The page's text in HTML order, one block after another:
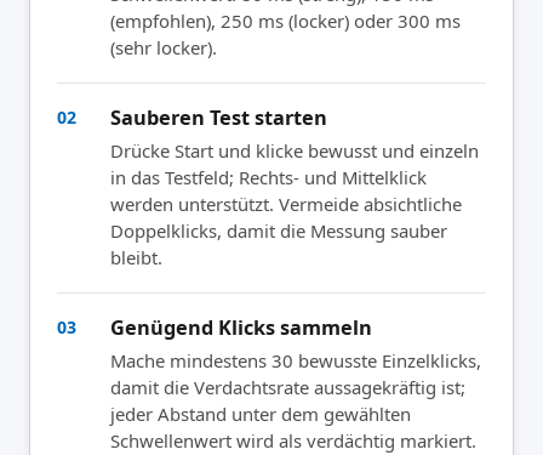
(empfohlen), 250 ms (locker) oder 300 ms
(sehr locker).
02 Sauberen Test starten
Drücke Start und klicke bewusst und einzeln
in das Testfeld; Rechts- und Mittelklick
werden unterstützt. Vermeide absichtliche
Doppelklicks, damit die Messung sauber
bleibt.
03 Genügend Klicks sammeln
Mache mindestens 30 bewusste Einzelklicks,
damit die Verdachtsrate aussagekräftig ist;
jeder Abstand unter dem gewählten
Schwellenwert wird als verdächtig markiert.